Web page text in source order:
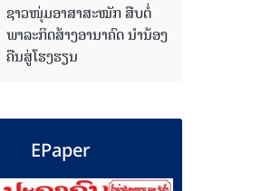
ຊາວໜຸ່ມອາສາສະໝັກ ສືບຕໍ່
ພາລະກິດສ້າງອານາຄົດ ນໍານ້ອງ
ຄືນສູ່ໂຮງຮຽນ
EPaper